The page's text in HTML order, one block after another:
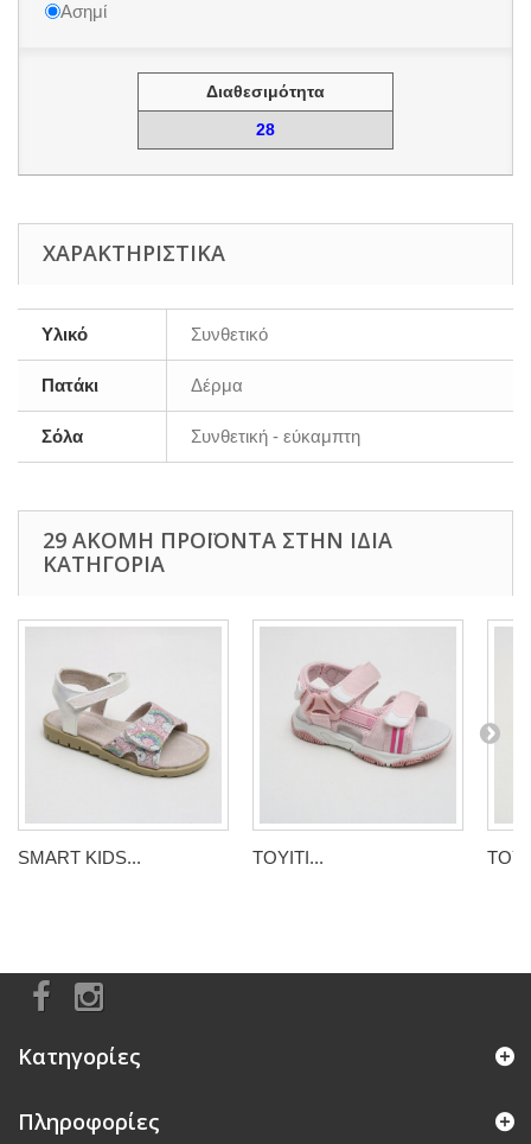
Ασημί
Διαθεσιμότητα
28
ΧΑΡΑΚΤΗΡΙΣΤΙΚΆ
Υλικό Συνθετικό
Πατάκι Δέρμα
Σόλα Συνθετική - εύκαμπτη
29 ΑΚΌΜΗ ΠΡΟΪΌΝΤΑ ΣΤΗΝ ΊΔΙΑ
ΚΑΤΗΓΟΡΊΑ
SMART KIDS... TOYITI...
Κατηγορίες
Πληροφορίες